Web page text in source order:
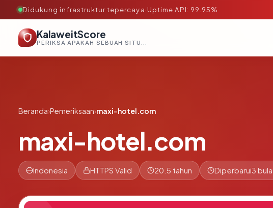
Didukung infrastruktur tepercaya·Uptime API: 99.95%
KalaweitScore
PERIKSA APAKAH SEBUAH SITUS AMAN, TEPERCAYA, DAN TERVERIFIKASI DALAM HITUNGAN DETIK.
Beranda›Pemeriksaan›maxi-hotel.com
maxi-hotel.com
Indonesia HTTPS Valid 20.5 tahun Diperbarui3